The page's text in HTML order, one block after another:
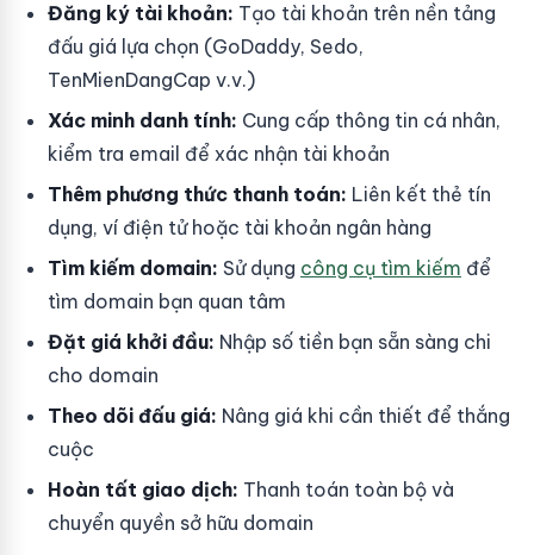
Đăng ký tài khoản: Tạo tài khoản trên nền tảng
đấu giá lựa chọn (GoDaddy, Sedo,
TenMienDangCap v.v.)
Xác minh danh tính: Cung cấp thông tin cá nhân,
kiểm tra email để xác nhận tài khoản
Thêm phương thức thanh toán: Liên kết thẻ tín
dụng, ví điện tử hoặc tài khoản ngân hàng
Tìm kiếm domain: Sử dụng công cụ tìm kiếm để
tìm domain bạn quan tâm
Đặt giá khởi đầu: Nhập số tiền bạn sẵn sàng chi
cho domain
Theo dõi đấu giá: Nâng giá khi cần thiết để thắng
cuộc
Hoàn tất giao dịch: Thanh toán toàn bộ và
chuyển quyền sở hữu domain